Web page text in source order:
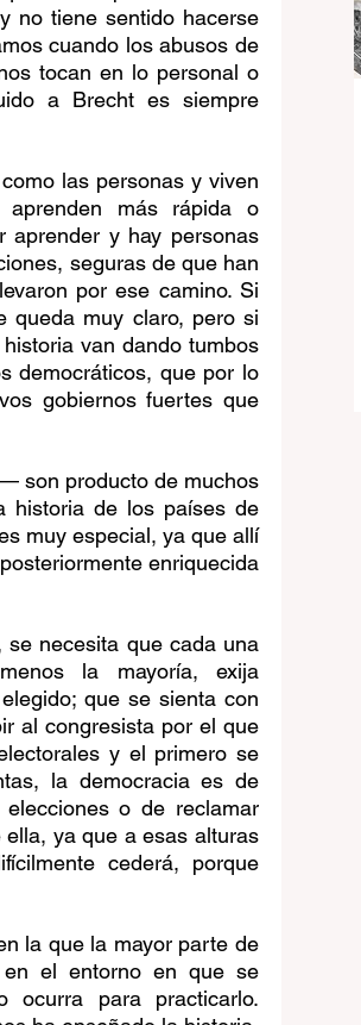
no tiene sentido hacerse
cuando los abusos de
tocan en lo personal o
a Brecht es siempre
las personas y viven
aprenden más rápida o
aprender y hay personas
seguras de que han
por ese camino. Si
queda muy claro, pero si
van dando tumbos
democráticos, que por lo
gobiernos fuertes que
son producto de muchos
historia de los países de
muy especial, ya que allí
enriquecida
necesita que cada una
la mayoría, exija
que se sienta con
al congresista por el que
y el primero se
la democracia es de
o de reclamar
ya que a esas alturas
cederá, porque
la que la mayor parte de
el entorno en que se
ocurra para practicarlo.